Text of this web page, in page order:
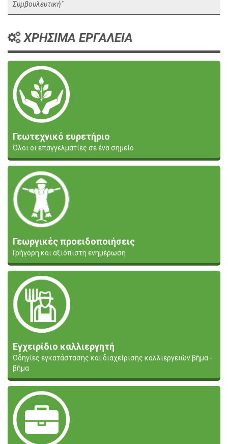
Συμβουλευτική"
ΧΡΗΣΙΜΑ ΕΡΓΑΛΕΙΑ
Γεωτεχνικό ευρετήριο
Όλοι οι επαγγελματίες σε ένα σημείο
Γεωργικές προειδοποιήσεις
Γρήγορη και αξιόπιστη ενημέρωση
Εγχειρίδιο καλλιεργητή
Οδηγίες εγκατάστασης και διαχείρισης καλλιεργειών βήμα -
βήμα